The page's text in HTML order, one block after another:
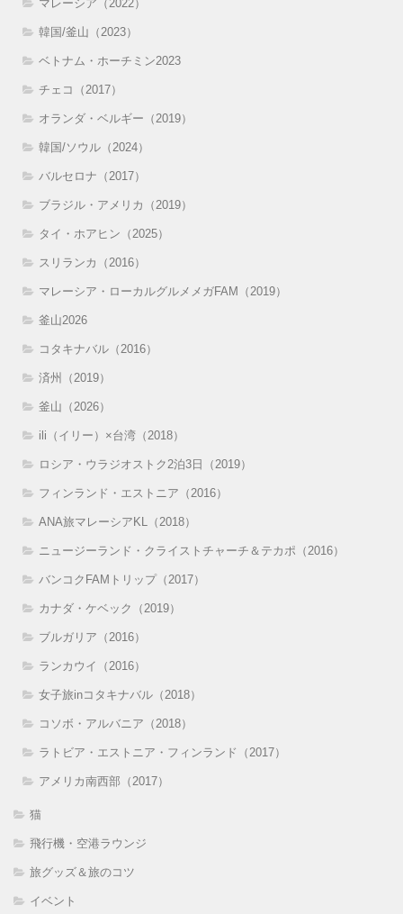
マレーシア（2022）
韓国/釜山（2023）
ベトナム・ホーチミン2023
チェコ（2017）
オランダ・ベルギー（2019）
韓国/ソウル（2024）
バルセロナ（2017）
ブラジル・アメリカ（2019）
タイ・ホアヒン（2025）
スリランカ（2016）
マレーシア・ローカルグルメメガFAM（2019）
釜山2026
コタキナバル（2016）
済州（2019）
釜山（2026）
ili（イリー）×台湾（2018）
ロシア・ウラジオストク2泊3日（2019）
フィンランド・エストニア（2016）
ANA旅マレーシアKL（2018）
ニュージーランド・クライストチャーチ＆テカポ（2016）
バンコクFAMトリップ（2017）
カナダ・ケベック（2019）
ブルガリア（2016）
ランカウイ（2016）
女子旅inコタキナバル（2018）
コソボ・アルバニア（2018）
ラトビア・エストニア・フィンランド（2017）
アメリカ南西部（2017）
猫
飛行機・空港ラウンジ
旅グッズ＆旅のコツ
イベント